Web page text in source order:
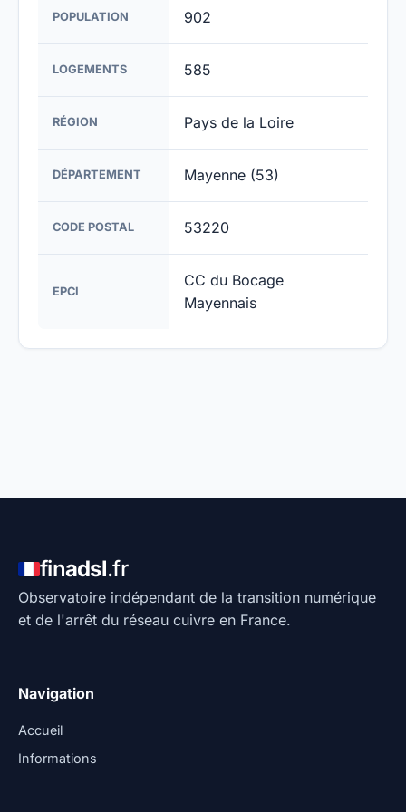
POPULATION 902
LOGEMENTS 585
RÉGION Pays de la Loire
DÉPARTEMENT Mayenne (53)
CODE POSTAL 53220
EPCI
CC du Bocage
Mayennais
finadsl.fr
Observatoire indépendant de la transition numérique
et de l'arrêt du réseau cuivre en France.
Navigation
Accueil
Informations